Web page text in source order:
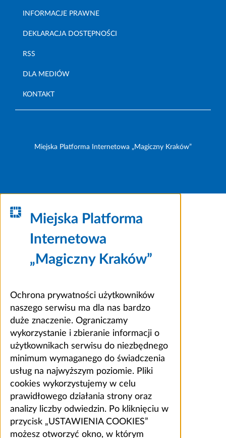
INFORMACJE PRAWNE
DEKLARACJA DOSTĘPNOŚCI
RSS
DLA MEDIÓW
KONTAKT
Miejska Platforma Internetowa „Magiczny Kraków”
Miejska Platforma
Internetowa
„Magiczny Kraków”
Ochrona prywatności użytkowników
naszego serwisu ma dla nas bardzo
duże znaczenie. Ograniczamy
wykorzystanie i zbieranie informacji o
użytkownikach serwisu do niezbędnego
minimum wymaganego do świadczenia
usług na najwyższym poziomie. Pliki
cookies wykorzystujemy w celu
prawidłowego działania strony oraz
analizy liczby odwiedzin. Po kliknięciu w
przycisk „USTAWIENIA COOKIES”
możesz otworzyć okno, w którym